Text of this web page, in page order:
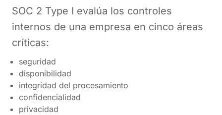
SOC 2 Type I evalúa los controles
internos de una empresa en cinco áreas
críticas:
seguridad
disponibilidad
integridad del procesamiento
confidencialidad
privacidad